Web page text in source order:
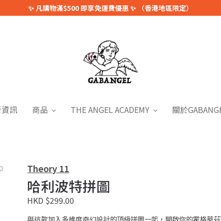
✨ 凡購物滿$500 即享免運費優惠 ✨ （香港地區限定）
訊 商品 THE ANGEL ACADEMY 關於
Theory 11
哈利波特拼圖
HKD $299.00
與這款加入多維度奇幻設計的頂級拼圖一起，開啟你的霍格華茲